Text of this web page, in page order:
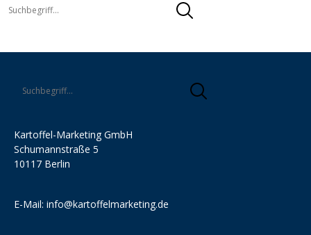
Kartoffel-Marketing GmbH
Schumannstraße 5
10117 Berlin
E-Mail: info@kartoffelmarketing.de